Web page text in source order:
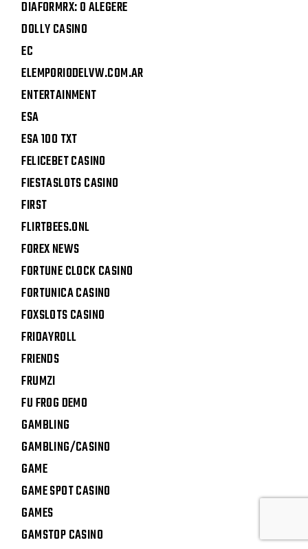
DIAFORMRX: O ALEGERE
DOLLY CASINO
EC
ELEMPORIODELVW.COM.AR
ENTERTAINMENT
ESA
ESA 100 TXT
FELICEBET CASINO
FIESTASLOTS CASINO
FIRST
FLIRTBEES.ONL
FOREX NEWS
FORTUNE CLOCK CASINO
FORTUNICA CASINO
FOXSLOTS CASINO
FRIDAYROLL
FRIENDS
FRUMZI
FU FROG DEMO
GAMBLING
GAMBLING/CASINO
GAME
GAME SPOT CASINO
GAMES
GAMSTOP CASINO